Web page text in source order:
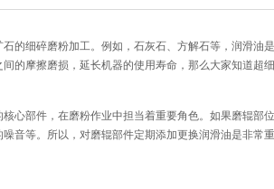
的细碎磨粉加工。例如，石灰石、方解石等，润滑油
的摩擦磨损，延长机器的使用寿命，那么大家知道超
核心部件，在磨粉作业中担当着重要角色。如果磨辊部
音等。所以，对磨辊部件定期添加更换润滑油是非常